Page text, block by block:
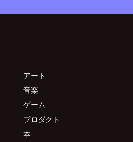
アート
音楽
ゲーム
プロダクト
本